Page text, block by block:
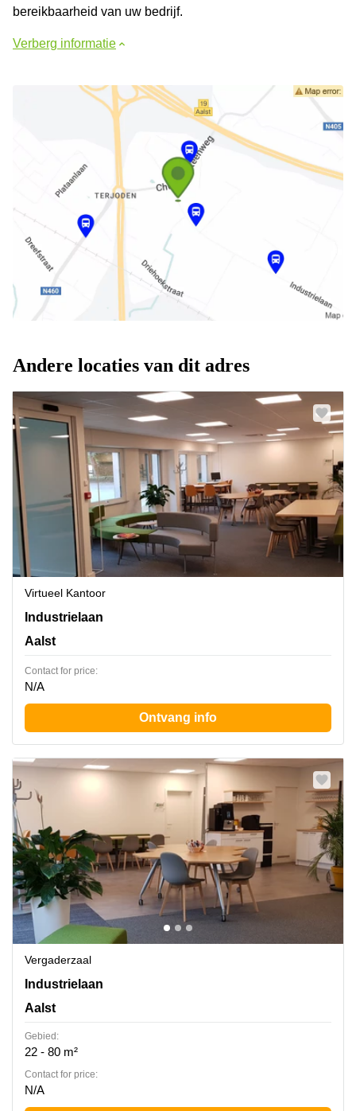
bereikbaarheid van uw bedrijf.
Verberg informatie
Andere locaties van dit adres
Virtueel Kantoor
Industrielaan 4, Erembodegem, Aalst
Industrielaan
Aalst
Contact for price:
N/A
Ontvang info
Vergaderzaal
Industrielaan 4, Erembodegem, Aalst
Industrielaan
Aalst
Gebied:
22 - 80 m²
Contact for price:
N/A